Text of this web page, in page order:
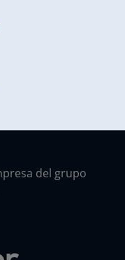
del grupo